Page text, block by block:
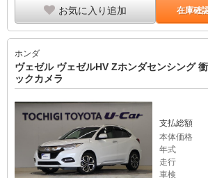
お気に入り追加 在庫確
ホンダ
ヴェゼル ヴェゼルHV Zホンダセンシング
ックカメラ
支払総額
本体価格
年式
走行
車検